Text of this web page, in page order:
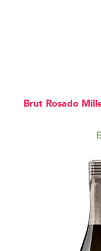
Brut Rosado